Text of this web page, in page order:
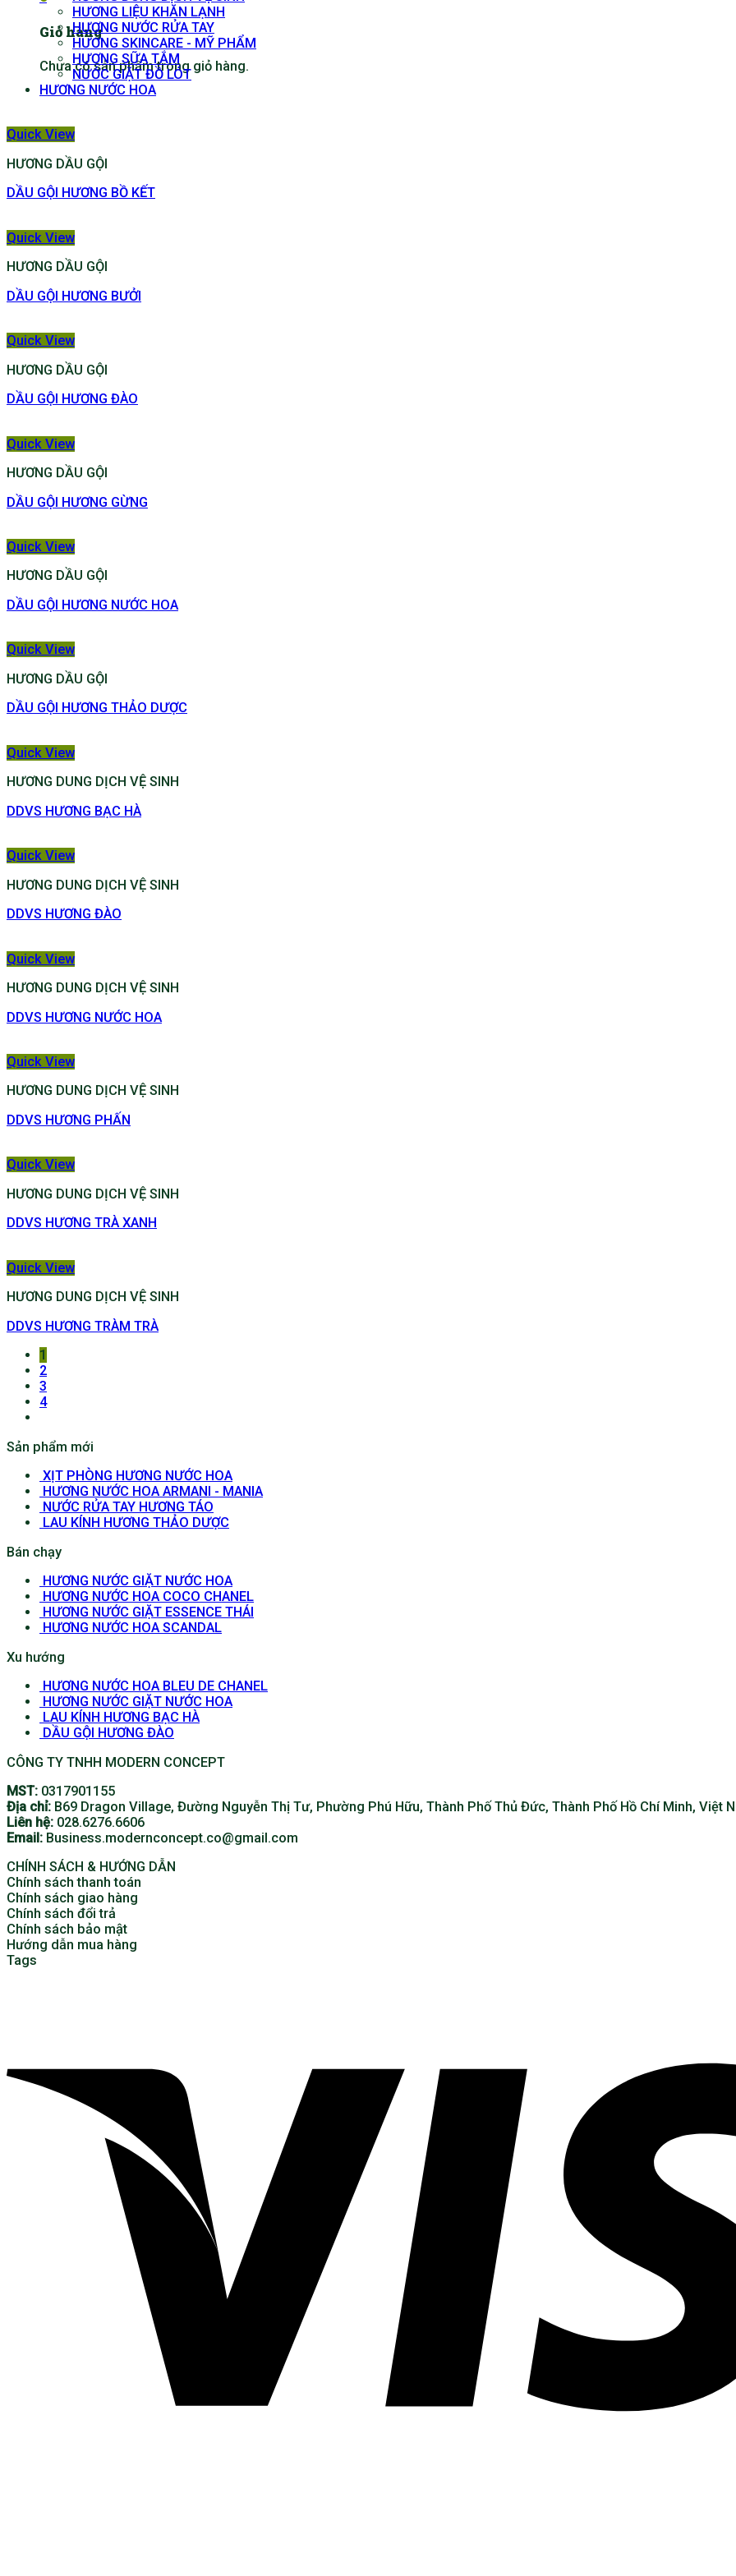
Giỏ hàng
Chưa có sản phẩm trong giỏ hàng.
HƯƠNG LIỆU KHĂN LẠNH
HƯƠNG NƯỚC RỬA TAY
HƯƠNG SKINCARE - MỸ PHẨM
HƯƠNG SỮA TẮM
NƯỚC GIẶT ĐỒ LÓT
HƯƠNG NƯỚC HOA
Quick View
HƯƠNG DẦU GỘI
DẦU GỘI HƯƠNG BỒ KẾT
Quick View
HƯƠNG DẦU GỘI
DẦU GỘI HƯƠNG BƯỞI
Quick View
HƯƠNG DẦU GỘI
DẦU GỘI HƯƠNG ĐÀO
Quick View
HƯƠNG DẦU GỘI
DẦU GỘI HƯƠNG GỪNG
Quick View
HƯƠNG DẦU GỘI
DẦU GỘI HƯƠNG NƯỚC HOA
Quick View
HƯƠNG DẦU GỘI
DẦU GỘI HƯƠNG THẢO DƯỢC
Quick View
HƯƠNG DUNG DỊCH VỆ SINH
DDVS HƯƠNG BẠC HÀ
Quick View
HƯƠNG DUNG DỊCH VỆ SINH
DDVS HƯƠNG ĐÀO
Quick View
HƯƠNG DUNG DỊCH VỆ SINH
DDVS HƯƠNG NƯỚC HOA
Quick View
HƯƠNG DUNG DỊCH VỆ SINH
DDVS HƯƠNG PHẤN
Quick View
HƯƠNG DUNG DỊCH VỆ SINH
DDVS HƯƠNG TRÀ XANH
Quick View
HƯƠNG DUNG DỊCH VỆ SINH
DDVS HƯƠNG TRÀM TRÀ
1
2
3
4
Sản phẩm mới
XỊT PHÒNG HƯƠNG NƯỚC HOA
HƯƠNG NƯỚC HOA ARMANI - MANIA
NƯỚC RỬA TAY HƯƠNG TÁO
LAU KÍNH HƯƠNG THẢO DƯỢC
Bán chạy
HƯƠNG NƯỚC GIẶT NƯỚC HOA
HƯƠNG NƯỚC HOA COCO CHANEL
HƯƠNG NƯỚC GIẶT ESSENCE THÁI
HƯƠNG NƯỚC HOA SCANDAL
Xu hướng
HƯƠNG NƯỚC HOA BLEU DE CHANEL
HƯƠNG NƯỚC GIẶT NƯỚC HOA
LAU KÍNH HƯƠNG BẠC HÀ
DẦU GỘI HƯƠNG ĐÀO
CÔNG TY TNHH MODERN CONCEPT
MST: 0317901155
Địa chỉ: B69 Dragon Village, Đường Nguyễn Thị Tư, Phường Phú Hữu, Thành Phố Thủ Đức, Thành Phố Hồ Chí Minh, Việt
Liên hệ: 028.6276.6606
Email: Business.modernconcept.co@gmail.com
CHÍNH SÁCH & HƯỚNG DẪN
Chính sách thanh toán
Chính sách giao hàng
Chính sách đổi trả
Chính sách bảo mật
Hướng dẫn mua hàng
Tags